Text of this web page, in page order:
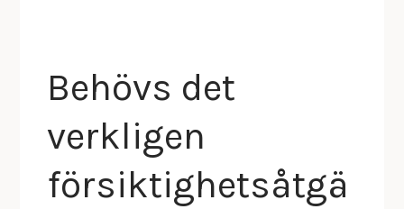
Behövs det
verkligen
försiktighetsåtgä